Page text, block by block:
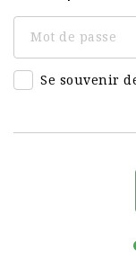
Se souvenir